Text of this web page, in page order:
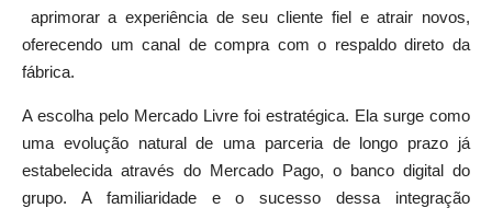
aprimorar a experiência de seu cliente fiel e atrair novos,
oferecendo um canal de compra com o respaldo direto da
fábrica.
A escolha pelo Mercado Livre foi estratégica. Ela surge como
uma evolução natural de uma parceria de longo prazo já
estabelecida através do Mercado Pago, o banco digital do
grupo. A familiaridade e o sucesso dessa integração